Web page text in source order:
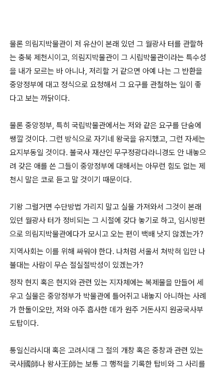
물론 의림지박물관이 저 유산이 본래 있던 그 월광사 터를 관할하
는 충북 제천시이고, 의림지박물관이 그 시립박물관이라는 특수성
을 내가 모르는 바 아니나, 저리할 거 같으면 아예 나는 그 반환을
중앙정부에 대고 정식으로 요청해서 그 요구를 관철하는 일이 좋
다고 보는 까닭이다.
물론 중앙정부, 특히 국립박물관에서는 저와 같은 요구를 단숨에
쌩깔 것이다. 그런 방식으로 자기네 왕국을 유지했고, 그런 자세는
요지부동일 것이다. 불국사 재산인 무구정광다라니경도 안 내놓으
려 갖은 애를 쓴 그들이 중앙정부에 대해서는 아무런 힘도 없는 제
천시 말은 코로 듣고 말 것이기 때문이다.
기왕 그럴거면 수단방법 가리지 말고 실물 가져와서 그것이 본래
있던 월광사 터가 정비되는 그 시절에 갖다 놓기로 하고, 임시방편
으로 의림지박물관에다가 모시고 오는 편이 백배 낫지 않겠는가?
지역사회는 이를 위해 싸워야 한다. 나처럼 서울서 쳐박혀 입만 나
불대는 사람이 무슨 절실절박성이 있겠는가?
정작 현지 혹은 현지와 관련 있는 지자체에는 복제물을 만들어 세
우고 실물은 중앙정부가 박물관에 틀어쥐고 내놓지 아니하는 사례
가 한둘이오만, 저와 아주 흡사한 데가 원주 거돈사지 원공국사부
도탑이다.
통일신라시대 혹은 고려시대 그 절의 개창 혹은 중창과 관련 있는
국사國師나 왕사王師는 보통 그 행적을 기록한 탑비와 그 사리를